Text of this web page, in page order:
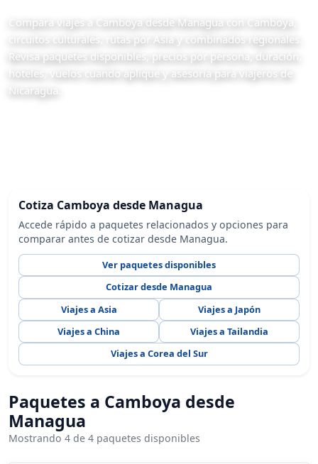
Compara viajes a Camboya desde Managua con Camboya,
circuitos culturales, rutas por Asia y combinados regionales.
Revisa paquetes disponibles, precios por persona, duración,
hoteles, vuelos cuando aplique y asesoría para viajeros de
Nicaragua.
Cotiza Camboya desde Managua
Accede rápido a paquetes relacionados y opciones para
comparar antes de cotizar desde Managua.
Ver paquetes disponibles
Cotizar desde Managua
Viajes a Asia
Viajes a Japón
Viajes a China
Viajes a Tailandia
Viajes a Corea del Sur
Paquetes a Camboya desde
Managua
Mostrando 4 de 4 paquetes disponibles